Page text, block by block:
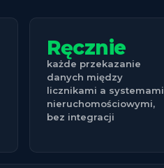
Ręcznie
każde przekazanie
danych między
licznikami a systemami
nieruchomościowymi,
bez integracji